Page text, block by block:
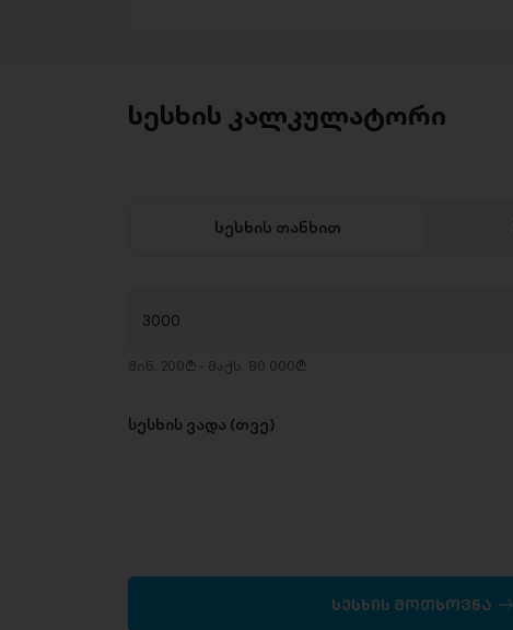
სესხის კალკულატორი
სესხის თანხით
მინ. 200₾ - მაქს. 80 000₾
სესხის ვადა (თვე)
სესხის მოთხოვნა